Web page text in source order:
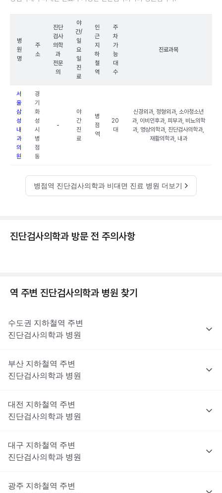
병
원
명
주
소
진단
검사
의학
과
전문
의
야
간/
일
요
일
진
료
인
근
지
하
철
역
주
차
가
능
대
수
진료과목
서
울
삼
성
내
과
의
원
경
기
화
성
시
병
점
동
-
야
간
진
료
병
점
역
20
대
신경외과, 정형외과, 소아청소년
과, 이비인후과, 피부과, 비뇨의학
과, 영상의학과, 진단검사의학과,
재활의학과, 내과
병점역 진단검사의학과 비대면 진료 병원 더보기
진단검사의학과 방문 전 주의사항
역 주변 진단검사의학과 병원 찾기
수도권 지하철역 주변
진단검사의학과 병원
부산 지하철역 주변
진단검사의학과 병원
대전 지하철역 주변
진단검사의학과 병원
대구 지하철역 주변
진단검사의학과 병원
광주 지하철역 주변